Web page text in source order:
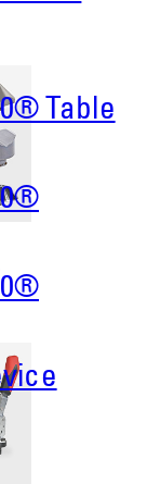
Table